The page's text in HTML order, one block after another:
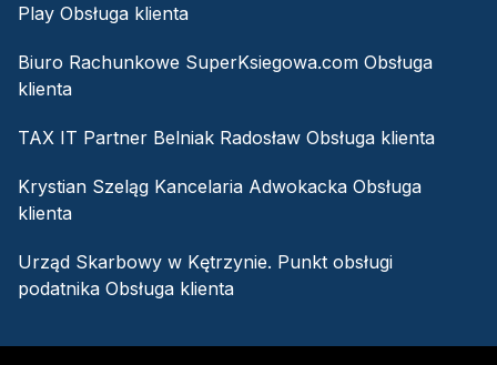
Play Obsługa klienta
Biuro Rachunkowe SuperKsiegowa.com Obsługa
klienta
TAX IT Partner Belniak Radosław Obsługa klienta
Krystian Szeląg Kancelaria Adwokacka Obsługa
klienta
Urząd Skarbowy w Kętrzynie. Punkt obsługi
podatnika Obsługa klienta